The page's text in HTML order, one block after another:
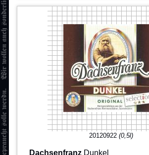
20120922 (0,5l)
Dachsenfranz Dunkel